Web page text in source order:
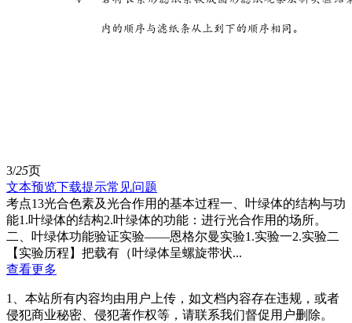
3/25页
文本预览下载提示常见问题
考点13光合色素及光合作用的基本过程一、叶绿体的结构与功
能1.叶绿体的结构2.叶绿体的功能：进行光合作用的场所。
二、叶绿体功能验证实验——恩格尔曼实验1.实验一2.实验二
【实验历程】把载有（叶绿体呈螺旋带状...
查看更多
1、本站所有内容均由用户上传，如文档内容存在违规，或者
侵犯商业秘密、侵犯著作权等，请联系我们督促用户删除。